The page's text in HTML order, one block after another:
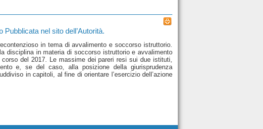
nel sito dell’Autorità.
in tema di avvalimento e soccorso istruttorio.
disciplina in materia di soccorso istruttorio e avvalimento
del 2017. Le massime dei pareri resi sui due istituti,
e, se del caso, alla posizione della giurisprudenza
in capitoli, al fine di orientare l’esercizio dell’azione